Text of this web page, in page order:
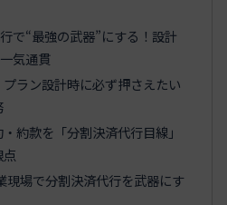
で“最強の武器”にする！設計
気通貫
ラン設計時に必ず押さえたい
約款を「分割決済代行目線」
現場で分割決済代行を武器にす